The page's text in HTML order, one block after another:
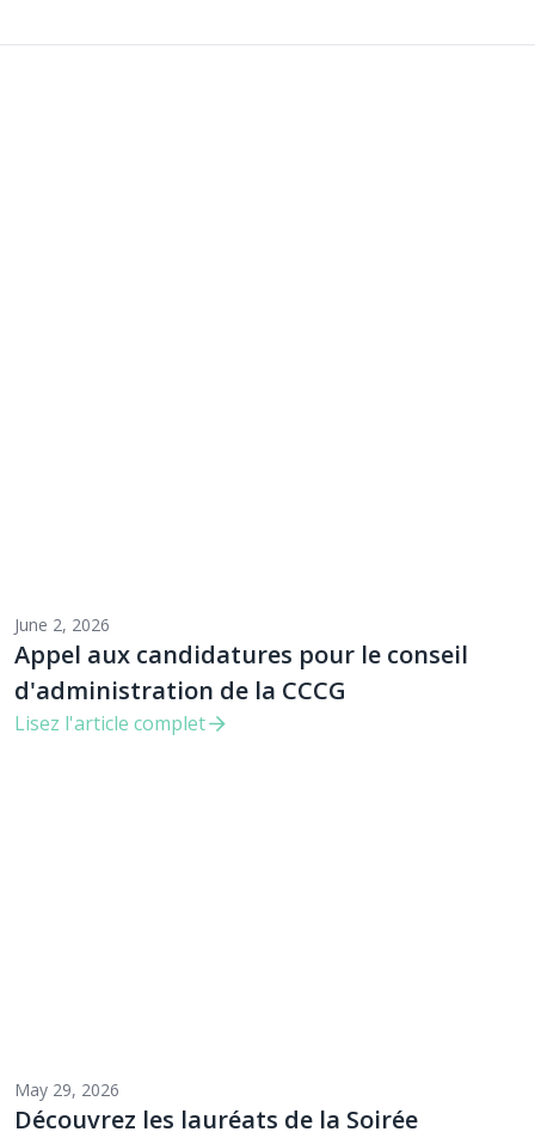
June 2, 2026
Appel aux candidatures pour le conseil
d'administration de la CCCG
Lisez l'article complet
May 29, 2026
Découvrez les lauréats de la Soirée